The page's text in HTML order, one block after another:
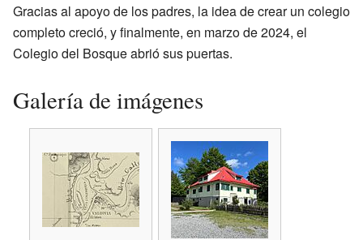
Gracias al apoyo de los padres, la idea de crear un colegio
completo creció, y finalmente, en marzo de 2024, el
Colegio del Bosque abrió sus puertas.
Galería de imágenes